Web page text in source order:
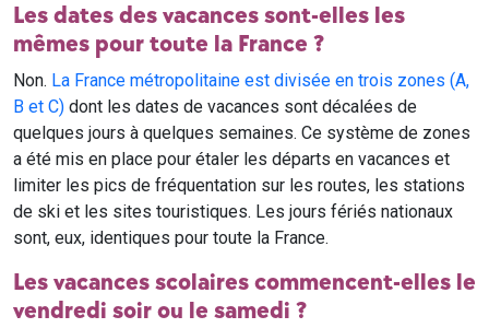
Les dates des vacances sont-elles les
mêmes pour toute la France ?
Non. La France métropolitaine est divisée en trois zones (A,
B et C) dont les dates de vacances sont décalées de
quelques jours à quelques semaines. Ce système de zones
a été mis en place pour étaler les départs en vacances et
limiter les pics de fréquentation sur les routes, les stations
de ski et les sites touristiques. Les jours fériés nationaux
sont, eux, identiques pour toute la France.
Les vacances scolaires commencent-elles le
vendredi soir ou le samedi ?